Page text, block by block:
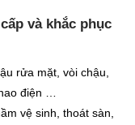
và khắc phục
rửa mặt, vòi chậu,
điện …
vệ sinh, thoát sàn,